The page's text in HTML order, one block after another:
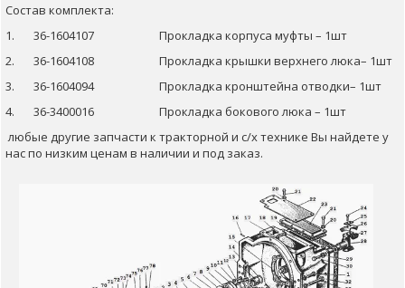
Состав комплекта:
1. 36-1604107 Прокладка корпуса муфты – 1шт
2. 36-1604108 Прокладка крышки верхнего люка– 1шт
3. 36-1604094 Прокладка кронштейна отводки– 1шт
4. 36-3400016 Прокладка бокового люка – 1шт
любые другие запчасти к тракторной и с/х технике Вы найдете у
нас по низким ценам в наличии и под заказ.